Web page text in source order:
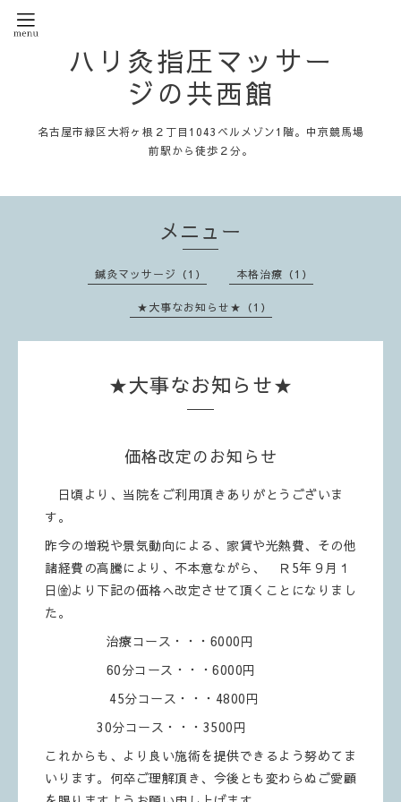
ハリ灸指圧マッサー
ジの共西館
名古屋市緑区大将ヶ根２丁目1043ベルメゾン1階。中京競馬場
前駅から徒歩２分。
メニュー
鍼灸マッサージ（1） 本格治療（1）
★大事なお知らせ★（1）
★大事なお知らせ★
価格改定のお知らせ
日頃より、当院をご利用頂きありがとうございま
す。
昨今の増税や景気動向による、家賃や光熱費、その他
諸経費の高騰により、不本意ながら、 Ｒ5年９月１
日㈮より下記の価格へ改定させて頂くことになりまし
た。
治療コース・・・6000円
60分コース・・・6000円
45分コース・・・4800円
30分コース・・・3500円
これからも、より良い施術を提供できるよう努めてま
いります。何卒ご理解頂き、今後とも変わらぬご愛顧